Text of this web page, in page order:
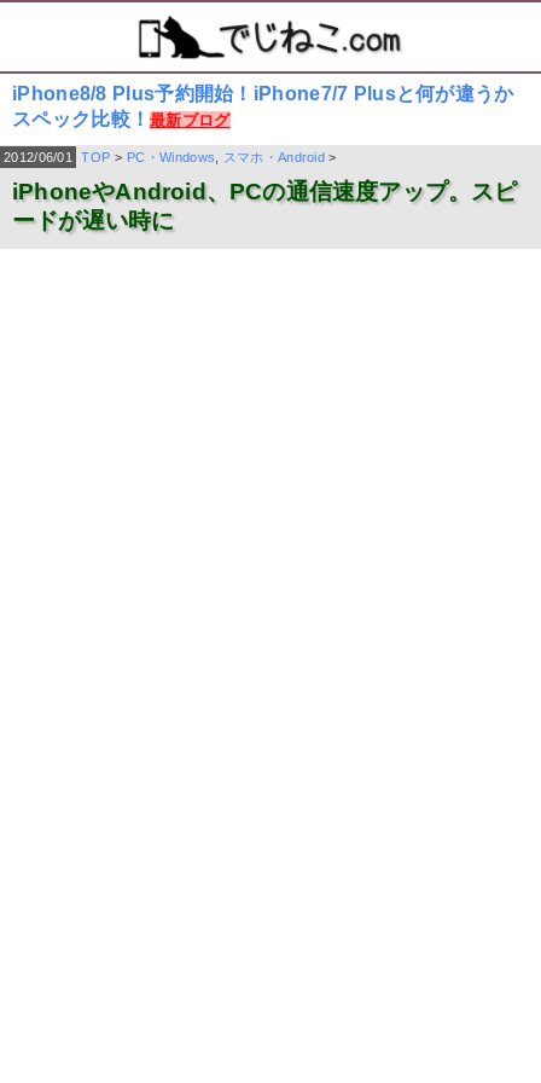
iPhone8/8 Plus予約開始！iPhone7/7 Plusと何が違うか
スペック比較！最新ブログ
2012/06/01 TOP > PC・Windows スマホ・Android >
iPhoneやAndroid、PCの通信速度アップ。スピ
ードが遅い時に